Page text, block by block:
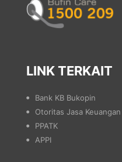
LINK TERKAIT
Bank KB Bukopin
Otoritas Jasa Keuangan
PPATK
APPI